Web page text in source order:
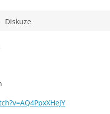
Diskuze